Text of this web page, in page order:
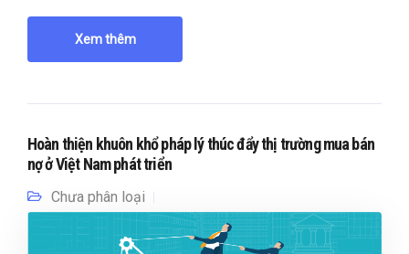
Xem thêm
Hoàn thiện khuôn khổ pháp lý thúc đẩy thị trường mua bán
nợ ở Việt Nam phát triển
Chưa phân loại